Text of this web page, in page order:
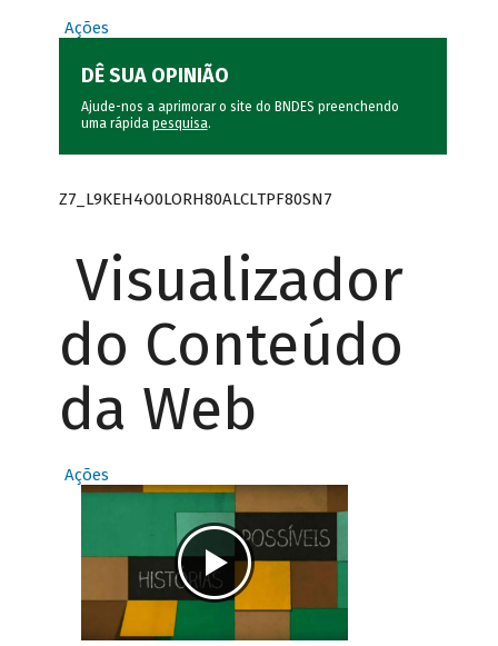
Ações
DÊ SUA OPINIÃO
Ajude-nos a aprimorar o site do BNDES preenchendo
uma rápida pesquisa.
Z7_L9KEH4O0LORH80ALCLTPF80SN7
Visualizador
do Conteúdo
da Web
Ações